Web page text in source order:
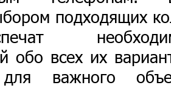
подходящих
обо всех их
для важного